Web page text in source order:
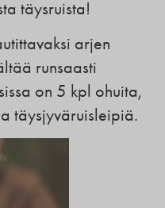
täysruista!
arjen
runsaasti
on 5 kpl ohuita,
täysjyväruisleipiä.